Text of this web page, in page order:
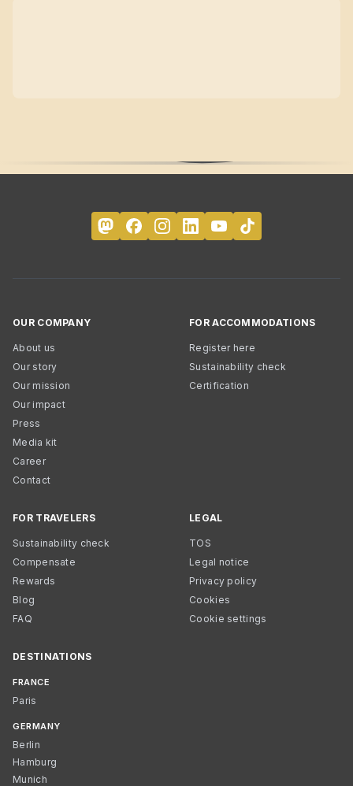
OUR COMPANY
About us
Our story
Our mission
Our impact
Press
Media kit
Career
Contact
FOR ACCOMMODATIONS
Register here
Sustainability check
Certification
FOR TRAVELERS
Sustainability check
Compensate
Rewards
Blog
FAQ
LEGAL
TOS
Legal notice
Privacy policy
Cookies
Cookie settings
DESTINATIONS
FRANCE
Paris
GERMANY
Berlin
Hamburg
Munich